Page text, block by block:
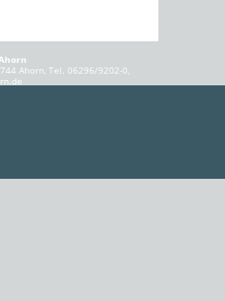
Ahorn, Tel. 06296/9202-0,